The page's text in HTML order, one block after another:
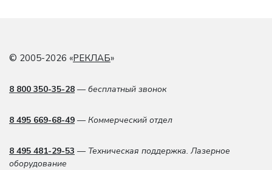
© 2005-2026 «РЕКЛАБ»
8 800 350-35-28 — бесплатный звонок
8 495 669-68-49 — Коммерческий отдел
8 495 481-29-53 — Техническая поддержка. Лазерное
оборудование